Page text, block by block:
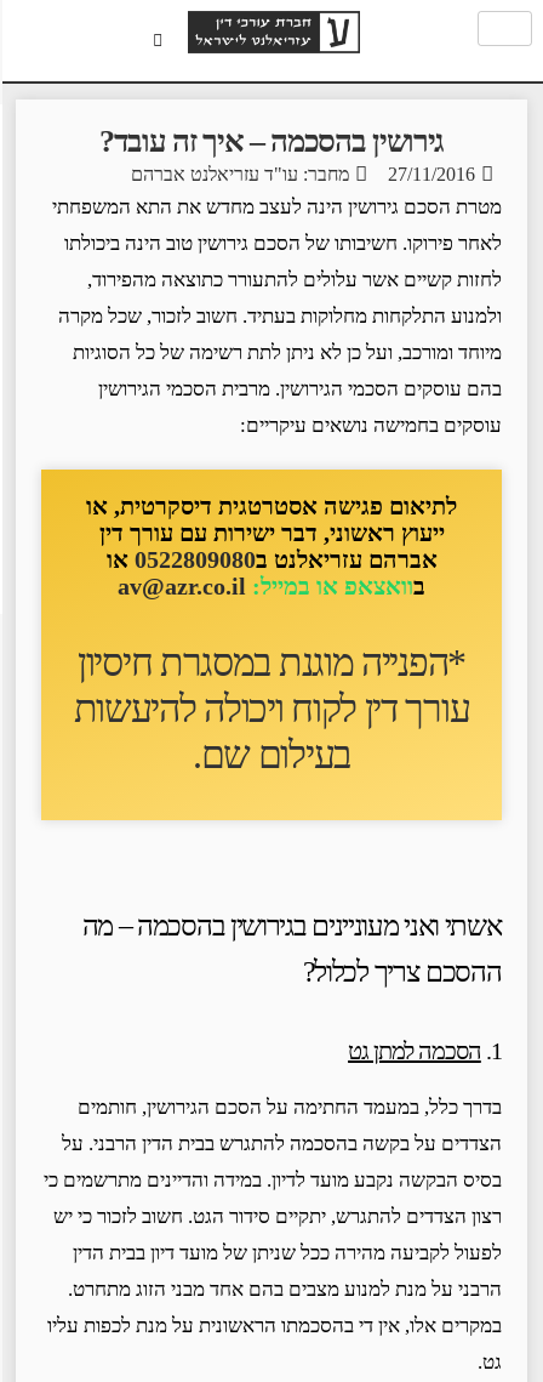
גירושין בהסכמה – איך זה עובד?
27/11/2016 מחבר: עו"ד עזריאלנט אברהם
מטרת הסכם גירושין הינה לעצב מחדש את התא המשפחתי
לאחר פירוקו. חשיבותו של הסכם גירושין טוב הינה ביכולתו
לחזות קשיים אשר עלולים להתעורר כתוצאה מהפירוד,
ולמנוע התלקחות מחלוקות בעתיד. חשוב לזכור, שכל מקרה
מיוחד ומורכב, ועל כן לא ניתן לתת רשימה של כל הסוגיות
בהם עוסקים הסכמי הגירושין. מרבית הסכמי הגירושין
עוסקים בחמישה נושאים עיקריים:
לתיאום פגישה אסטרטגית דיסקרטית, או
ייעוץ ראשוני, דבר ישירות עם עורך דין
אברהם עזריאלנט ב0522809080או
בוואצאפ או במייל:av@azr.co.il
*הפנייה מוגנת במסגרת חיסיון
עורך דין לקוח ו יכולה להיעשות
בעילום שם.
אשתי ואני מעוניינים בגירושין בהסכמה – מה
ההסכם צריך לכלול?
1. הסכמה למתן גט
בדרך כלל, במעמד החתימה על הסכם הגירושין, חותמים
הצדדים על בקשה בהסכמה להתגרש בבית הדין הרבני. על
בסיס הבקשה נקבע מועד לדיון. במידה והדיינים מתרשמים כי
רצון הצדדים להתגרש, יתקיים סידור הגט. חשוב לזכור כי יש
לפעול לקביעה מהירה ככל שניתן של מועד דיון בבית הדין
הרבני על מנת למנוע מצבים בהם אחד מבני הזוג מתחרט.
במקרים אלו, אין די בהסכמתו הראשונית על מנת לכפות עליו
גט.